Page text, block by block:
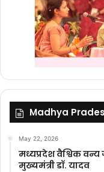
Madhya
May 22, 2026
मध्यप्रदेश वैश्विक
मुख्यमंत्री डॉ. यादव